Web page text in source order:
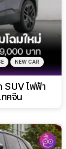
NEW CAR
SUV ไฟฟ้า
ศจีน